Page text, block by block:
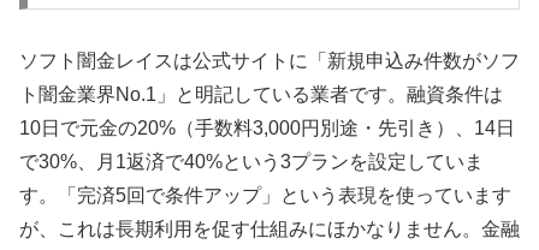
ソフト闇金レイスは公式サイトに「新規申込み件数がソフ
ト闇金業界No.1」と明記している業者です。融資条件は
10日で元金の20%（手数料3,000円別途・先引き）、14日
で30%、月1返済で40%という3プランを設定していま
す。「完済5回で条件アップ」という表現を使っています
が、これは長期利用を促す仕組みにほかなりません。金融